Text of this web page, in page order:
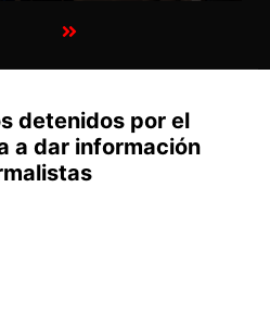
detenidos por el
a dar información